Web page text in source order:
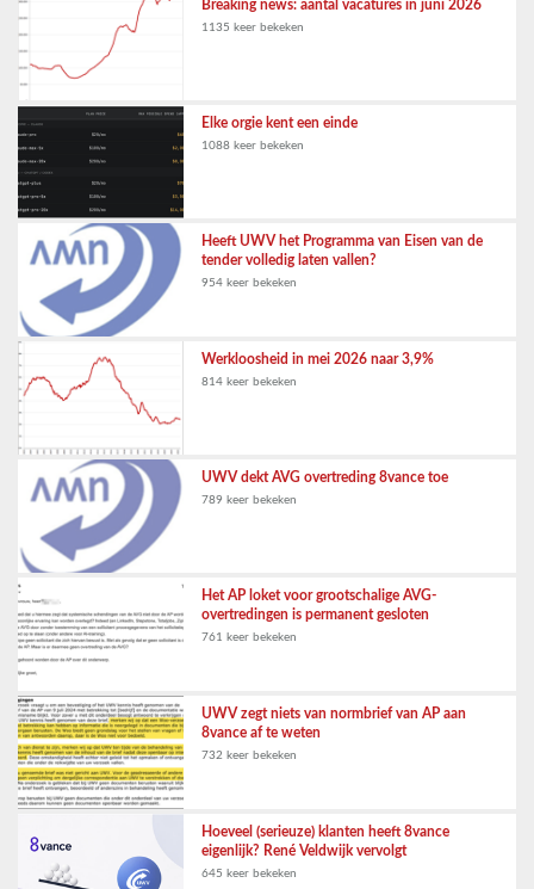
Breaking news: aantal vacatures in juni 2026
1135 keer bekeken
Elke orgie kent een einde
1088 keer bekeken
Heeft UWV het Programma van Eisen van de
tender volledig laten vallen?
954 keer bekeken
Werkloosheid in mei 2026 naar 3,9%
814 keer bekeken
UWV dekt AVG overtreding 8vance toe
789 keer bekeken
Het AP loket voor grootschalige AVG-
overtredingen is permanent gesloten
761 keer bekeken
UWV zegt niets van normbrief van AP aan
8vance af te weten
732 keer bekeken
Hoeveel (serieuze) klanten heeft 8vance
eigenlijk? René Veldwijk vervolgt
645 keer bekeken